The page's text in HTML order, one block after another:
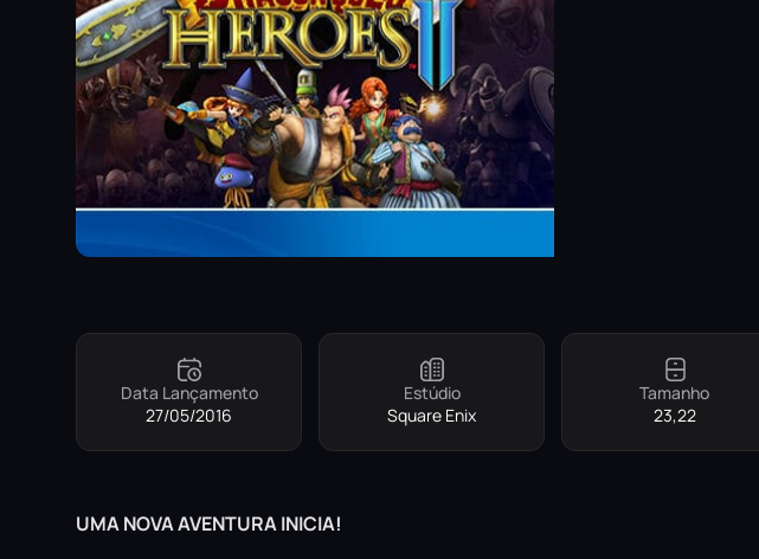
Data Lançamento
27/05/2016
Estúdio
Square Enix
Tamanho
23,22
UMA NOVA AVENTURA INICIA!